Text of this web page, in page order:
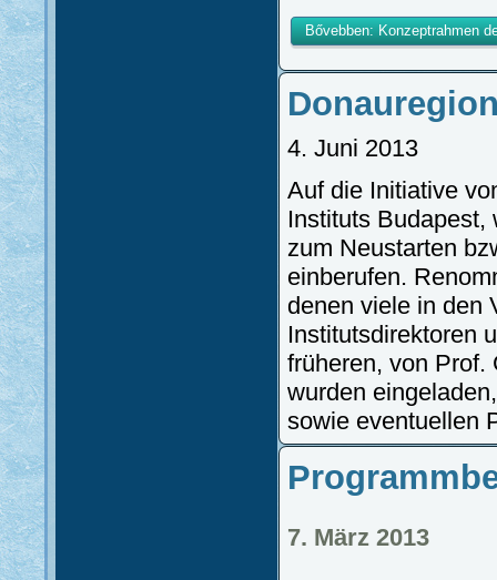
Bővebben: Konzeptrahmen
4. Juni 2013
Auf die Initiative
Instituts Budapest,
zum Neustarten
einberufen.
denen viele in den
Institutsdirektoren
früheren, von Prof.
wurden
sowie eventuellen
7. März 2013